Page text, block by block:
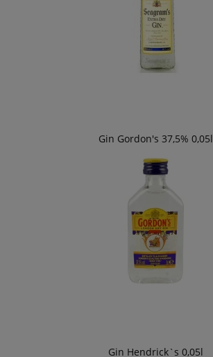
Gin Gordon's 37,5% 0,05l
Gin Hendrick`s 0,05l